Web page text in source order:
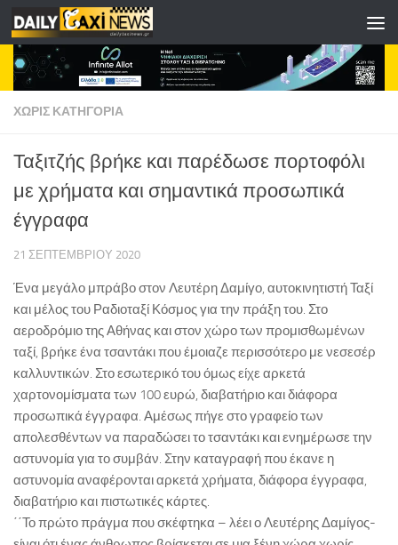
Skip to content
ΧΩΡΊΣ ΚΑΤΗΓΟΡΊΑ
Ταξιτζής βρήκε και παρέδωσε πορτοφόλι
με χρήματα και σημαντικά προσωπικά
έγγραφα
21 ΣΕΠΤΕΜΒΡΊΟΥ 2020
Ένα μεγάλο μπράβο στον Λευτέρη Δαμίγο, αυτοκινητιστή Ταξί
και μέλος του Ραδιοταξί Κόσμος για την πράξη του. Στο
αεροδρόμιο της Αθήνας και στον χώρο των προμισθωμένων
ταξί, βρήκε ένα τσαντάκι που έμοιαζε περισσότερο με νεσεσέρ
καλλυντικών. Στο εσωτερικό του όμως είχε αρκετά
χαρτονομίσματα των 100 ευρώ, διαβατήριο και διάφορα
προσωπικά έγγραφα. Αμέσως πήγε στο γραφείο των
απολεσθέντων να παραδώσει το τσαντάκι και ενημέρωσε την
αστυνομία για το συμβάν. Στην καταγραφή που έκανε η
αστυνομία αναφέρονται αρκετά χρήματα, διάφορα έγγραφα,
διαβατήριο και πιστωτικές κάρτες.
΄΄Το πρώτο πράγμα που σκέφτηκα – λέει ο Λευτέρης Δαμίγος-